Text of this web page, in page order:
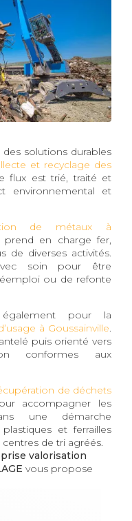
solutions durables
et recyclage des
flux est trié, traité et
environnemental et
de métaux à
prend en charge fer,
de diverses activités.
soin pour être
ou de refonte
pour la
à Goussainville.
puis orienté vers
conformes aux
de déchets
accompagner les
une démarche
et ferrailles
de tri agréés.
valorisation
vous propose